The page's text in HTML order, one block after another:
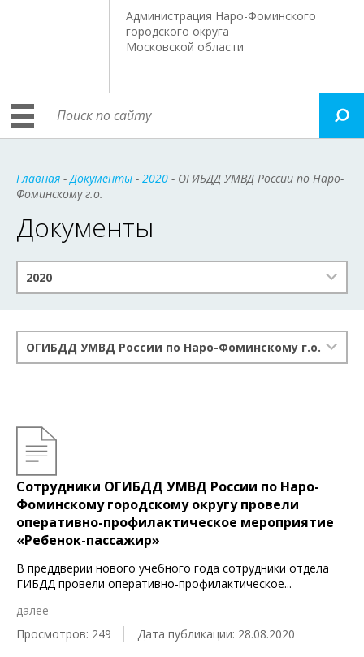
Администрация Наро-Фоминского
городского округа
Московской области
Главная -Документы - 2020 - ОГИБДД УМВД России по Наро-
Фоминскому г.о.
Документы
2020
ОГИБДД УМВД России по Наро-Фоминскому г.о.
Сотрудники ОГИБДД УМВД России по Наро-
Фоминскому городскому округу провели
оперативно-профилактическое мероприятие
«Ребенок-пассажир»
В преддверии нового учебного года сотрудники отдела
ГИБДД провели оперативно-профилактическое...
далее
Просмотров: 249
Дата публикации: 28.08.2020